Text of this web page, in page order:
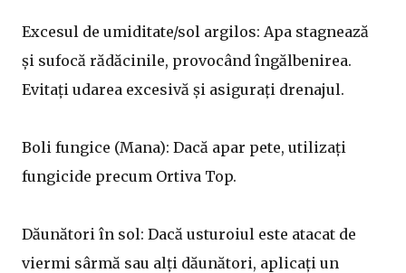
Excesul de umiditate/sol argilos: Apa stagnează
și sufocă rădăcinile, provocând îngălbenirea.
Evitați udarea excesivă și asigurați drenajul.
Boli fungice (Mana): Dacă apar pete, utilizați
fungicide precum Ortiva Top.
Dăunători în sol: Dacă usturoiul este atacat de
viermi sârmă sau alți dăunători, aplicați un